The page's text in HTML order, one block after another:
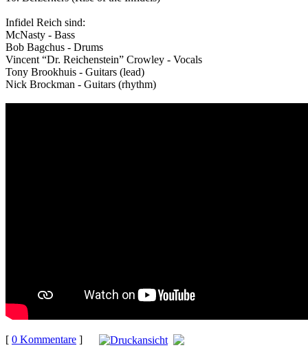
Infidel Reich sind:
McNasty - Bass
Bob Bagchus - Drums
Vincent “Dr. Reichenstein” Crowley - Vocals
Tony Brookhuis - Guitars (lead)
Nick Brockman - Guitars (rhythm)
[ 0 Kommentare ]